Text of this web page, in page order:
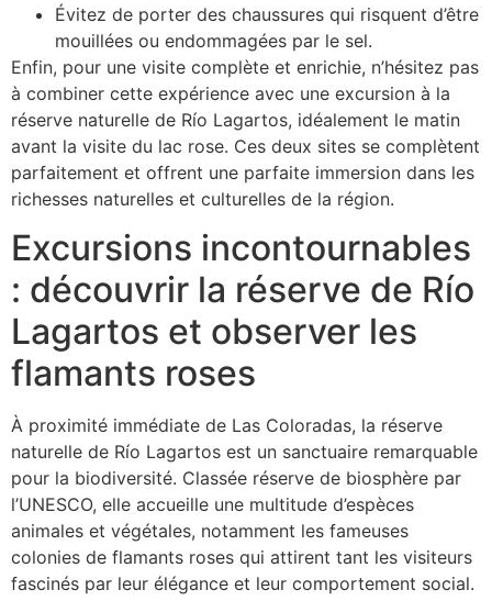
Évitez de porter des chaussures qui risquent d’être
mouillées ou endommagées par le sel.
Enfin, pour une visite complète et enrichie, n’hésitez pas
à combiner cette expérience avec une excursion à la
réserve naturelle de Río Lagartos, idéalement le matin
avant la visite du lac rose. Ces deux sites se complètent
parfaitement et offrent une parfaite immersion dans les
richesses naturelles et culturelles de la région.
Excursions incontournables
: découvrir la réserve de Río
Lagartos et observer les
flamants roses
À proximité immédiate de Las Coloradas, la réserve
naturelle de Río Lagartos est un sanctuaire remarquable
pour la biodiversité. Classée réserve de biosphère par
l’UNESCO, elle accueille une multitude d’espèces
animales et végétales, notamment les fameuses
colonies de flamants roses qui attirent tant les visiteurs
fascinés par leur élégance et leur comportement social.